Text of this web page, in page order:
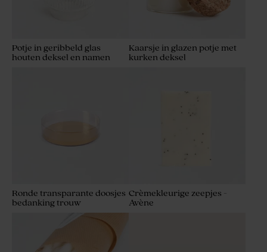
Potje in geribbeld glas
houten deksel en namen
Kaarsje in glazen potje met
kurken deksel
Ronde transparante doosjes
bedanking trouw
Crèmekleurige zeepjes -
Avène